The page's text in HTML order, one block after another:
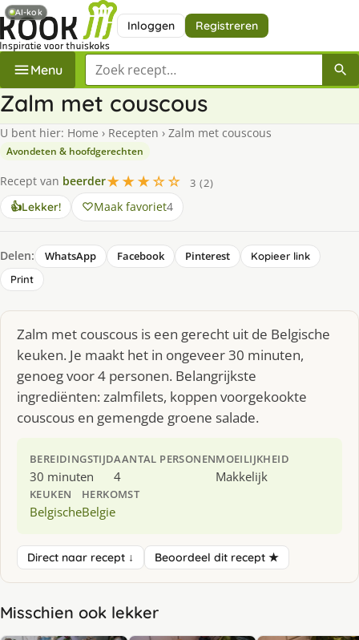
Inloggen Registreren
Menu Zoek een recept
Zalm met couscous
U bent hier: Home › Recepten › Zalm met couscous
Avondeten & hoofdgerechten
Recept van beerder★★★☆☆
3 (2)
👍Lekker! Maak favoriet4
Delen: WhatsApp Facebook Pinterest
Kopieer link
Print
Zalm met couscous is een gerecht uit de Belgische
keuken. Je maakt het in ongeveer 30 minuten,
genoeg voor 4 personen. Belangrijkste
ingrediënten: zalmfilets, koppen voorgekookte
couscous en gemengde groene salade.
BEREIDINGSTIJD
30 minuten
AANTAL PERSONEN
4
MOEILIJKHEID
Makkelijk
KEUKEN
Belgische
HERKOMST
Belgie
Direct naar recept ↓ Beoordeel dit recept ★
Misschien ook lekker
AI-kok